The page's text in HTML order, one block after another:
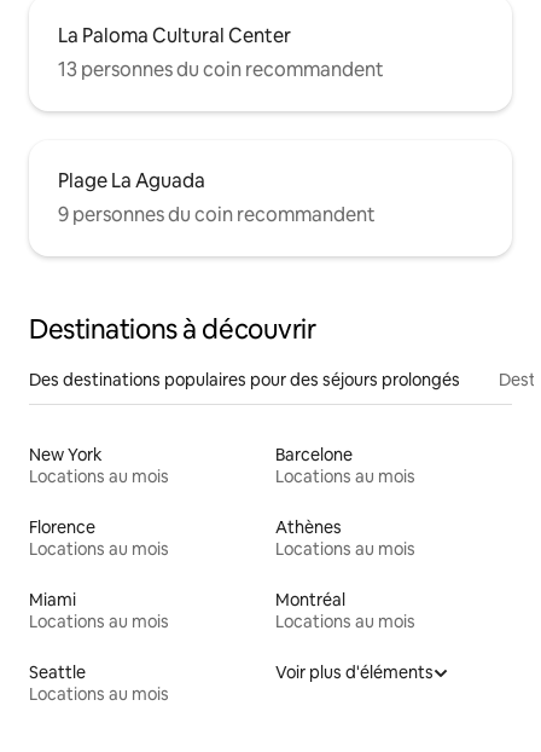
La Paloma Cultural Center
13 personnes du coin recommandent
Plage La Aguada
9 personnes du coin recommandent
Destinations à découvrir
Des destinations populaires pour des séjours prolongés
New York
Locations au mois
Barcelone
Locations au mois
Florence
Locations au mois
Athènes
Locations au mois
Miami
Locations au mois
Montréal
Locations au mois
Seattle
Locations au mois
Voir plus d'éléments